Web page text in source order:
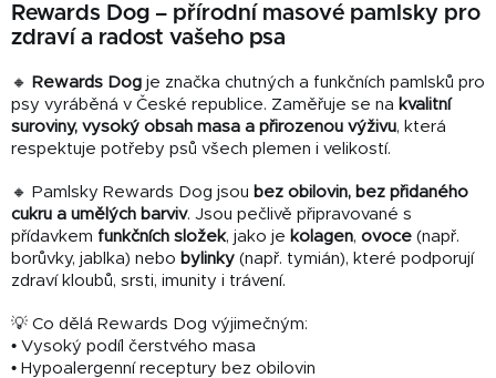
Rewards Dog – přírodní masové pamlsky pro
zdraví a radost vašeho psa
🔸 Rewards Dog je značka chutných a funkčních pamlsků pro
psy vyráběná v České republice. Zaměřuje se na kvalitní
suroviny, vysoký obsah masa a přirozenou výživu, která
respektuje potřeby psů všech plemen i velikostí.
🔸 Pamlsky Rewards Dog jsou bez obilovin, bez přidaného
cukru a umělých barviv. Jsou pečlivě připravované s
přídavkem funkčních složek, jako je kolagen, ovoce (např.
borůvky, jablka) nebo bylinky (např. tymián), které podporují
zdraví kloubů, srsti, imunity i trávení.
💡 Co dělá Rewards Dog výjimečným:
• Vysoký podíl čerstvého masa
• Hypoalergenní receptury bez obilovin